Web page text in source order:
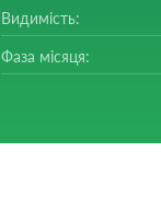
Видимість:
Фаза місяця: